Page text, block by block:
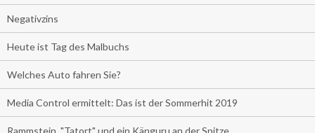
Negativzins
Heute ist Tag des Malbuchs
Welches Auto fahren Sie?
Media Control ermittelt: Das ist der Sommerhit 2019
Rammstein, "Tatort" und ein Känguru an der Spitze